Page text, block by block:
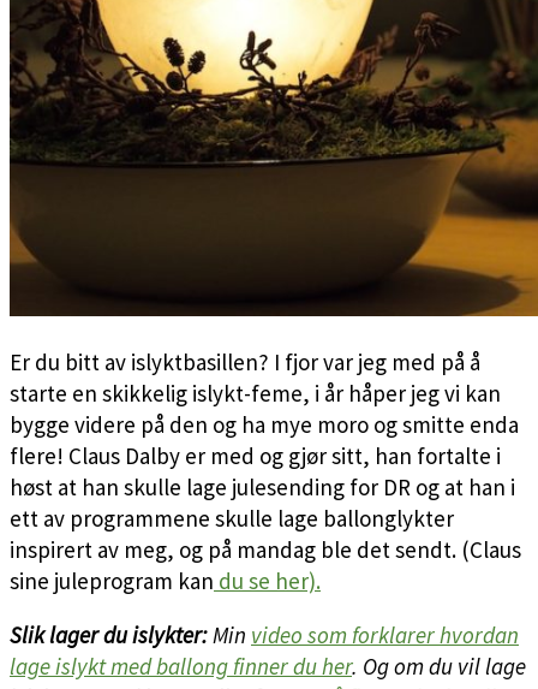
Er du bitt av islyktbasillen? I fjor var jeg med på å
starte en skikkelig islykt-feme, i år håper jeg vi kan
bygge videre på den og ha mye moro og smitte enda
flere! Claus Dalby er med og gjør sitt, han fortalte i
høst at han skulle lage julesending for DR og at han i
ett av programmene skulle lage ballonglykter
inspirert av meg, og på mandag ble det sendt. (Claus
sine juleprogram kan du se her).
Slik lager du islykter:Min video som forklarer hvordan
lage islykt med ballong finner du her. Og om du vil lage